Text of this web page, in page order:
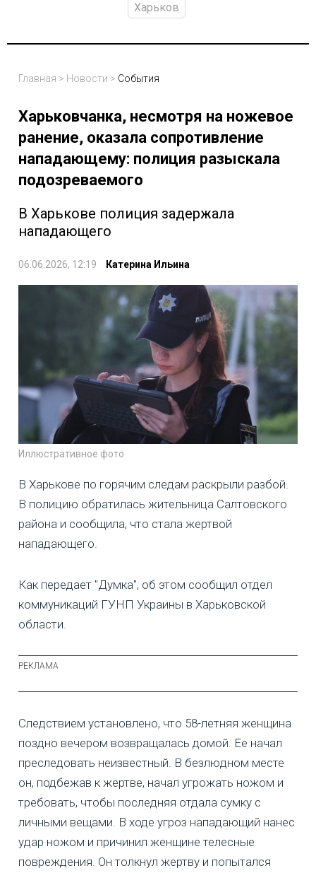
Харьков
Главная > Новости > События
Харьковчанка, несмотря на ножевое
ранение, оказала сопротивление
нападающему: полиция разыскала
подозреваемого
В Харькове полиция задержала
нападающего
06.06.2026, 12:19 Катерина Ильина
Иллюстративное фото
В Харькове по горячим следам раскрыли разбой.
В полицию обратилась жительница Салтовского
района и сообщила, что стала жертвой
нападающего.
Как передает "Думка", об этом сообщил отдел
коммуникаций ГУНП Украины в Харьковской
области.
Следствием установлено, что 58-летняя женщина
поздно вечером возвращалась домой. Ее начал
преследовать неизвестный. В безлюдном месте
он, подбежав к жертве, начал угрожать ножом и
требовать, чтобы последняя отдала сумку с
личными вещами. В ходе угроз нападающий нанес
удар ножом и причинил женщине телесные
повреждения. Он толкнул жертву и попытался